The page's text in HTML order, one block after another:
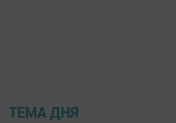
ТЕМА ДНЯ